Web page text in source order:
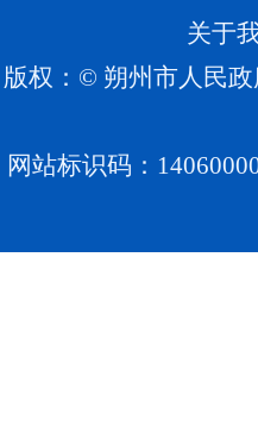
关于
版权：© 朔州市人民
网站标识码：